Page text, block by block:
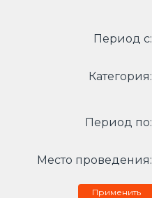
Период c:
Категория:
Период по:
Место проведения: